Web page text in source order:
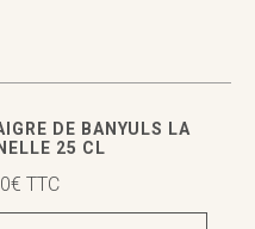
DE BANYULS LA
25 CL
€ TTC